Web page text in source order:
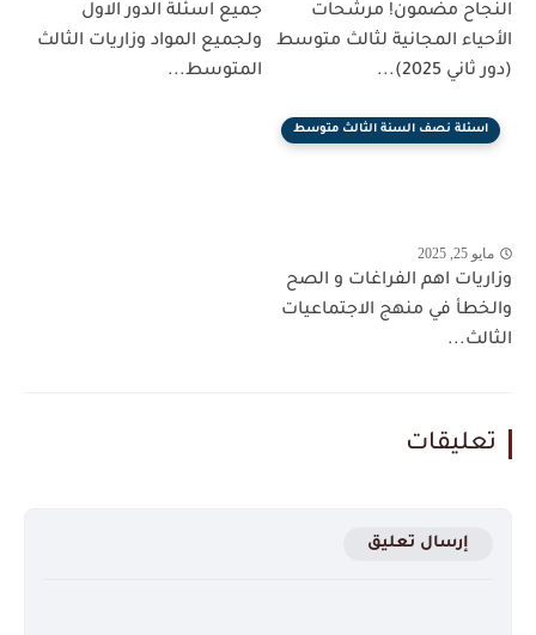
النجاح مضمون! مرشحات
الأحياء المجانية لثالث متوسط
(دور ثاني 2025)...
جميع اسئلة الدور الاول
ولجميع المواد وزاريات الثالث
المتوسط...
اسئلة نصف السنة الثالث متوسط
مايو 25, 2025
وزاريات اهم الفراغات و الصح
والخطأ في منهج الاجتماعيات
الثالث...
تعليقات
إرسال تعليق